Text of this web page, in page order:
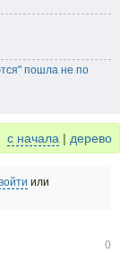
пошла не по
с начала | дерево
или
0